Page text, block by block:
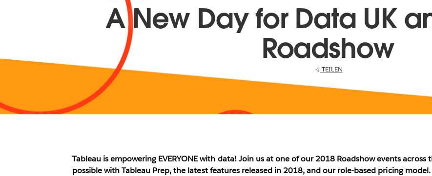
A New Day for Data UK
Roadshow
TEILEN
Tableau is empowering EVERYONE with data! Join us at one of our 2018 Roadshow events
possible with Tableau Prep, the latest features released in 2018, and our role-based pricing model.